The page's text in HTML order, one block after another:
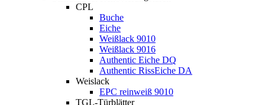
CPL
Buche
Eiche
Weißlack 9010
Weißlack 9016
Authentic Eiche DQ
Authentic RissEiche DA
Weislack
EPC reinweiß 9010
TGL-Türblätter